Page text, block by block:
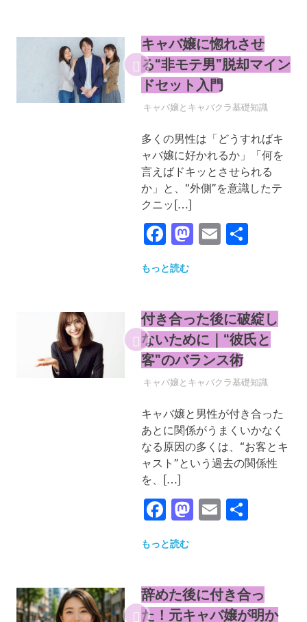
キャバ嬢に惚れさせ
る“非モテ男”脱却マイン
ドセット入門
2025年4月23日
YYYPRO
キャバ嬢とキャバクラ基礎知識
多くの男性は「どうすればキ
ャバ嬢に好かれるか」「何を
言えばドキッとさせられる
か」と、“外側”を意識したテ
クニッ[…]
Facebook
Mastodon
Email
共
もっと読む
付き合った後に破綻し
ないために｜“彼氏と
客”のバランス術
2025年4月22日
YYYPRO
キャバ嬢とキャバクラ基礎知識
キャバ嬢と男性が付き合った
あとに関係がうまくいかなく
なる原因の多くは、“お客とキ
ャスト”という過去の関係性
を、[…]
Facebook
Mastodon
Email
共
もっと読む
辞めた後に付き合っ
た！元キャバ嬢が明か